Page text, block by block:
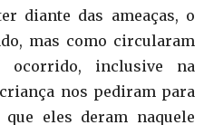
diante das ameaças, o
mas como circularam
ocorrido, inclusive na
nos pediram para
eles deram naquele